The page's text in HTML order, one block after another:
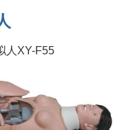
人XY-F55